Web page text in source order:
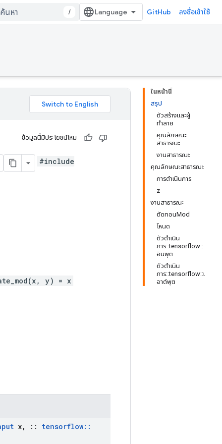
/ GitHub ลงชื่อเข้าใช้
ในหน้านี้
สรุป
ตัวสร้างและผู้
ทำลาย
คุณลักษณะ
สาธารณะ
งานสาธารณะ
คุณลักษณะสาธารณะ
การดำเนินการ
z
งานสาธารณะ
ตัดทอนMod
โหนด
ตัวดำเนิน
การ::tensorflow::
อินพุต
ตัวดำเนิน
การ::tensorflow::เ
อาต์พุต
ข้อมูลนี้มีประโยชน์ไหม
#include
y) = x
x, :: tensorflow::